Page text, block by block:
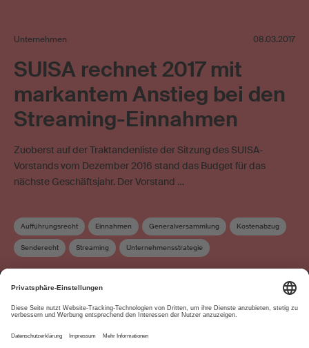
Unternehmen 08.03.2017
SUISA rechnet 2017 mit
markantem Anstieg bei den
Streaming-Einnahmen
Zuoberst auf der Traktandenliste der Sitzung des SUISA-
Vorstands vom Dezember 2016 stand das Budget für das
nächste Geschäftsjahr. Der Vorstand …
Aufführungsrecht Einnahmen Generalversammlung Kostenabzug
Senderecht Streaming Unternehmensstrategie
Verteilungs- und Werkkommission Vervielfältigungsrecht Vorstand
www.suisa.ch
Über uns